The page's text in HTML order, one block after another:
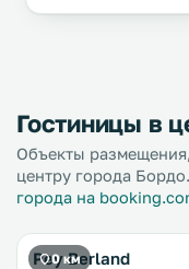
Гостиницы в
Объекты
центру города
города на
0 км
Pey Berland